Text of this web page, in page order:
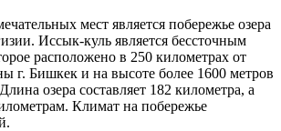
мест является побережье озера
Иссык-куль является бессточным
расположено в 250 километрах от
г. Бишкек и на высоте более 1600 метров
озера составляет 182 километра, а
Климат на побережье